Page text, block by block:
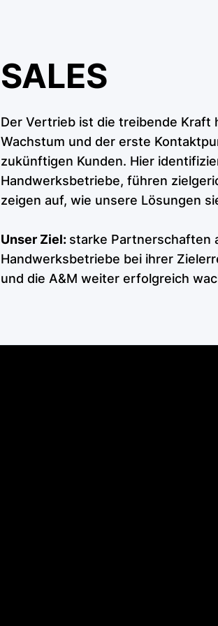
Der Vertrieb ist die treibende Kraft
Wachstum und der erste
zukünftigen Kunden. Hier
Handwerksbetriebe, führen
zeigen auf, wie unsere Lösungen
Unser Ziel: starke Partnerschaften
Handwerksbetriebe bei ihrer
und die A&M weiter erfolgreich